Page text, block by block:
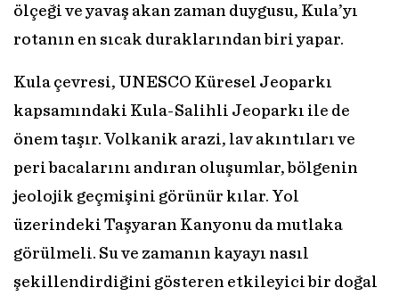
ölçeği ve yavaş akan zaman duygusu, Kula’yı
rotanın en sıcak duraklarından biri yapar.
Kula çevresi, UNESCO Küresel Jeoparkı
kapsamındaki Kula-Salihli Jeoparkı ile de
önem taşır. Volkanik arazi, lav akıntıları ve
peri bacalarını andıran oluşumlar, bölgenin
jeolojik geçmişini görünür kılar. Yol
üzerindeki Taşyaran Kanyonu da mutlaka
görülmeli. Su ve zamanın kayayı nasıl
şekillendirdiğini gösteren etkileyici bir doğal